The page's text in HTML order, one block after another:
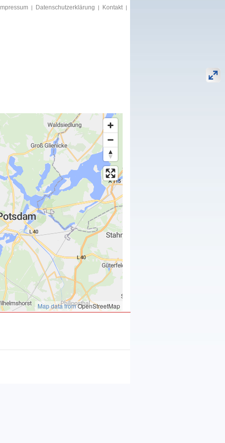
Impressum | Datenschutzerklärung | Kontakt |
Map data fromOpenStreetMap